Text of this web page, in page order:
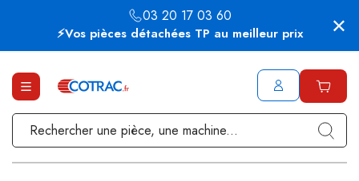
⚡Vos pièces détachées TP au meilleur prix
03 20 17 03 60